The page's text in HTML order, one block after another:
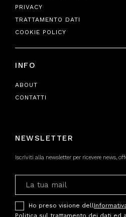
PRIVACY
TRATTAMENTO DATI
COOKIE POLICY
INFO
ABOUT
CONTATTI
NEWSLETTER
Iscriviti alla newsletter per ricevere news,
Ho preso visione dell
Politica sul trattamento dei dati ed